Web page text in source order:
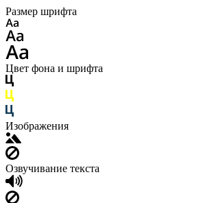
Размер шрифта
Цвет фона и шрифта
Изображения
Озвучивание текста